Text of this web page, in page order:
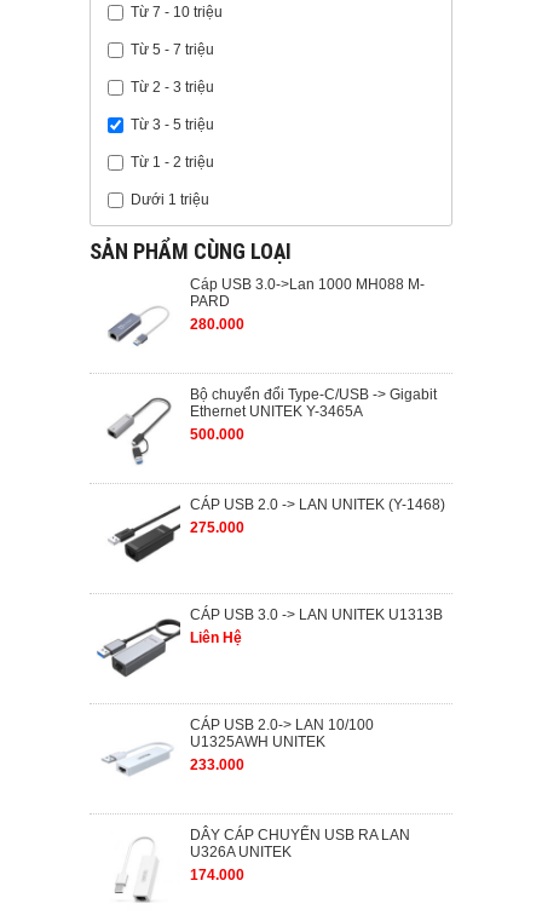
Từ 7 - 10 triệu
Từ 5 - 7 triệu
Từ 2 - 3 triệu
Từ 3 - 5 triệu
Từ 1 - 2 triệu
Dưới 1 triệu
SẢN PHẨM CÙNG LOẠI
Cáp USB 3.0->Lan 1000 MH088 M-
PARD
280.000
Bộ chuyển đổi Type-C/USB -> Gigabit
Ethernet UNITEK Y-3465A
500.000
CÁP USB 2.0 -> LAN UNITEK (Y-1468)
275.000
CÁP USB 3.0 -> LAN UNITEK U1313B
Liên Hệ
CÁP USB 2.0-> LAN 10/100
U1325AWH UNITEK
233.000
DÂY CÁP CHUYỂN USB RA LAN
U326A UNITEK
174.000